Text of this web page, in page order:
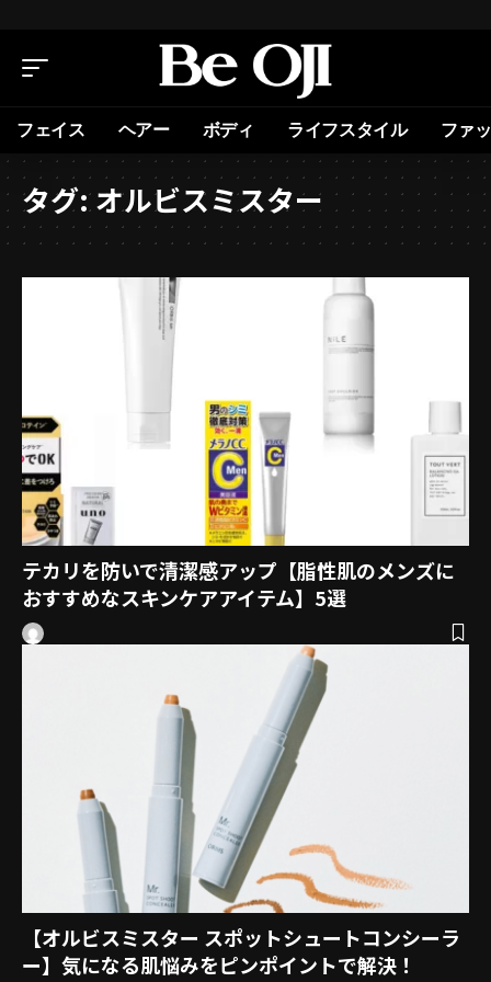
フェイス ヘアー ボディ ライフスタイル ファ
タグ:オルビスミスター
テカリを防いで清潔感アップ【脂性肌のメンズに
おすすめなスキンケアアイテム】5選
【オルビスミスター スポットシュートコンシーラ
ー】気になる肌悩みをピンポイントで解決！